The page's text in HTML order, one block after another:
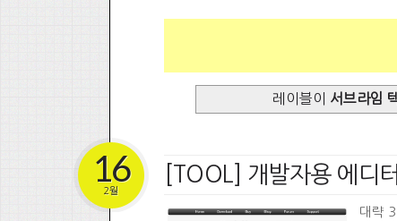
레이블이 서브라임
[TOOL] 개발자용 에디
16
2월
대략